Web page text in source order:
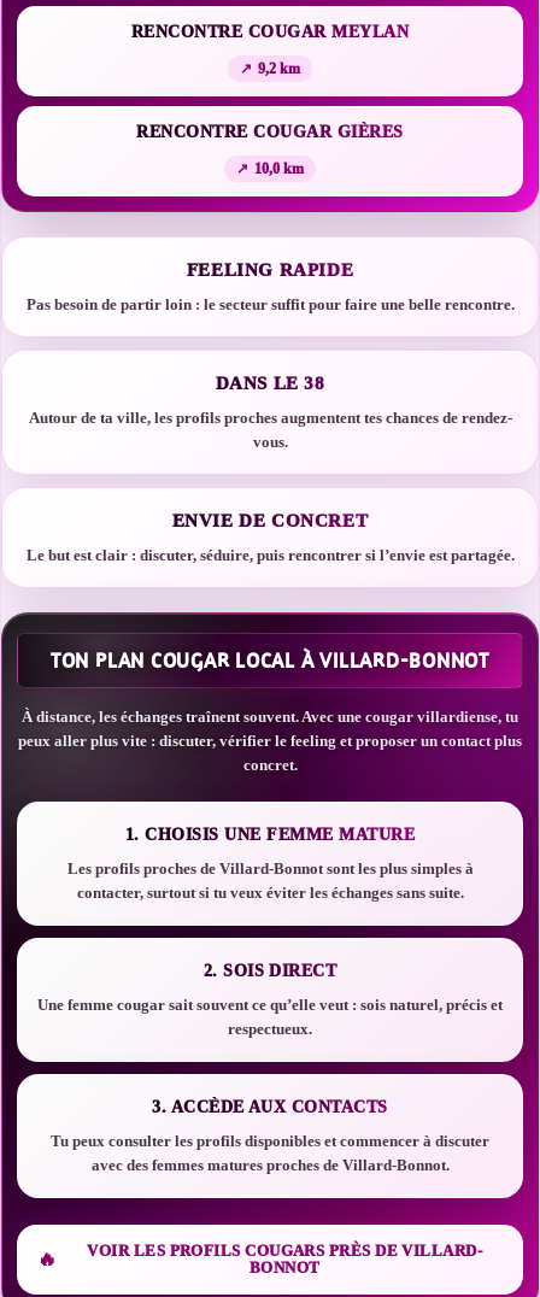
RENCONTRE COUGAR MEYLAN
9,2 km
RENCONTRE COUGAR GIÈRES
10,0 km
FEELING RAPIDE
Pas besoin de partir loin : le secteur suffit pour faire une belle rencontre.
DANS LE 38
Autour de ta ville, les profils proches augmentent tes chances de rendez-
vous.
ENVIE DE CONCRET
Le but est clair : discuter, séduire, puis rencontrer si l’envie est partagée.
TON PLAN COUGAR LOCAL À VILLARD-BONNOT
À distance, les échanges traînent souvent. Avec une cougar villardiense, tu
peux aller plus vite : discuter, vérifier le feeling et proposer un contact plus
concret.
1. CHOISIS UNE FEMME MATURE
Les profils proches de Villard-Bonnot sont les plus simples à
contacter, surtout si tu veux éviter les échanges sans suite.
2. SOIS DIRECT
Une femme cougar sait souvent ce qu’elle veut : sois naturel, précis et
respectueux.
3. ACCÈDE AUX CONTACTS
Tu peux consulter les profils disponibles et commencer à discuter
avec des femmes matures proches de Villard-Bonnot.
VOIR LES PROFILS COUGARS PRÈS DE VILLARD-
BONNOT